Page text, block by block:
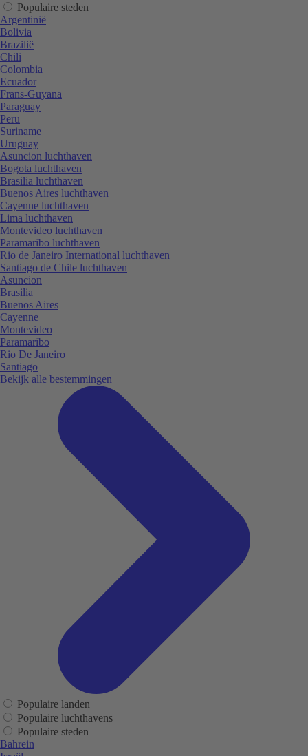
Populaire steden
Argentinië
Bolivia
Brazilië
Chili
Colombia
Ecuador
Frans-Guyana
Paraguay
Peru
Suriname
Uruguay
Asuncion luchthaven
Bogota luchthaven
Brasilia luchthaven
Buenos Aires luchthaven
Cayenne luchthaven
Lima luchthaven
Montevideo luchthaven
Paramaribo luchthaven
Rio de Janeiro International luchthaven
Santiago de Chile luchthaven
Asuncion
Brasilia
Buenos Aires
Cayenne
Montevideo
Paramaribo
Rio De Janeiro
Santiago
Bekijk alle bestemmingen
Populaire landen
Populaire luchthavens
Populaire steden
Bahrein